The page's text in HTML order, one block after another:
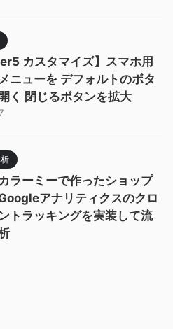
カスタマイズ】スマホ用
ニューを デフォルトのボタ
く 閉じるボタンを拡大
カラーミーで作ったショップ
アナリティクスのクロ
トラッキングを実装して流